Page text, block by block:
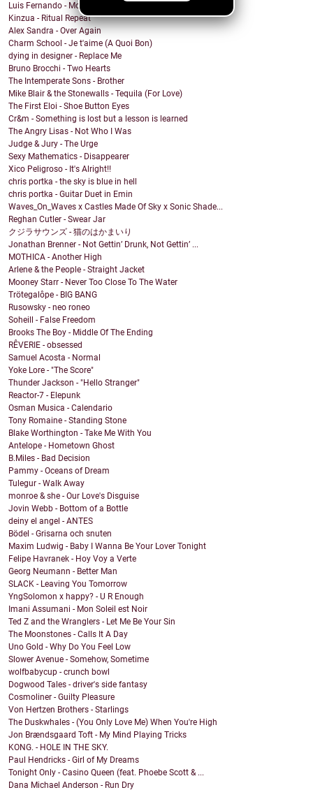
Luis Fernando - Modo Avion
Kinzua - Ritual Repeat
Alex Sandra - Over Again
Charm School - Je t'aime (A Quoi Bon)
dying in designer - Replace Me
Bruno Brocchi - Two Hearts
The Intemperate Sons - Brother
Mike Blair & the Stonewalls - Tequila (For Love)
The First Eloi - Shoe Button Eyes
Cr&m - Something is lost but a lesson is learned
The Angry Lisas - Not Who I Was
Judge & Jury - The Urge
Sexy Mathematics - Disappearer
Xico Peligroso - It's Alright!!
chris portka - the sky is blue in hell
chris portka - Guitar Duet in Emin
Waves_On_Waves x Castles Made Of Sky x Sonic Shade...
Reghan Cutler - Swear Jar
クジラサウンズ - 猫のはかまいり
Jonathan Brenner - Not Gettin’ Drunk, Not Gettin’ ...
MOTHICA - Another High
Arlene & the People - Straight Jacket
Mooney Starr - Never Too Close To The Water
Trötegalôpe - BIG BANG
Rusowsky - neo roneo
Soheill - False Freedom
Brooks The Boy - Middle Of The Ending
RÊVERIE - obsessed
Samuel Acosta - Normal
Yoke Lore - "The Score"
Thunder Jackson - "Hello Stranger"
Reactor-7 - Elepunk
Osman Musica - Calendario
Tony Romaine - Standing Stone
Blake Worthington - Take Me With You
Antelope - Hometown Ghost
B.Miles - Bad Decision
Pammy - Oceans of Dream
Tulegur - Walk Away
monroe & she - Our Love's Disguise
Jovin Webb - Bottom of a Bottle
deiny el angel - ANTES
Bödel - Grisarna och snuten
Maxim Ludwig - Baby I Wanna Be Your Lover Tonight
Felipe Havranek - Hoy Voy a Verte
Georg Neumann - Better Man
SLACK - Leaving You Tomorrow
YngSolomon x happy? - U R Enough
Imani Assumani - Mon Soleil est Noir
Ted Z and the Wranglers - Let Me Be Your Sin
The Moonstones - Calls It A Day
Uno Gold - Why Do You Feel Low
Slower Avenue - Somehow, Sometime
wolfbabycup - crunch bowl
Dogwood Tales - driver's side fantasy
Cosmoliner - Guilty Pleasure
Von Hertzen Brothers - Starlings
The Duskwhales - (You Only Love Me) When You're High
Jon Brændsgaard Toft - My Mind Playing Tricks
KONG. - HOLE IN THE SKY.
Paul Hendricks - Girl of My Dreams
Tonight Only - Casino Queen (feat. Phoebe Scott & ...
Dana Michael Anderson - Run Dry